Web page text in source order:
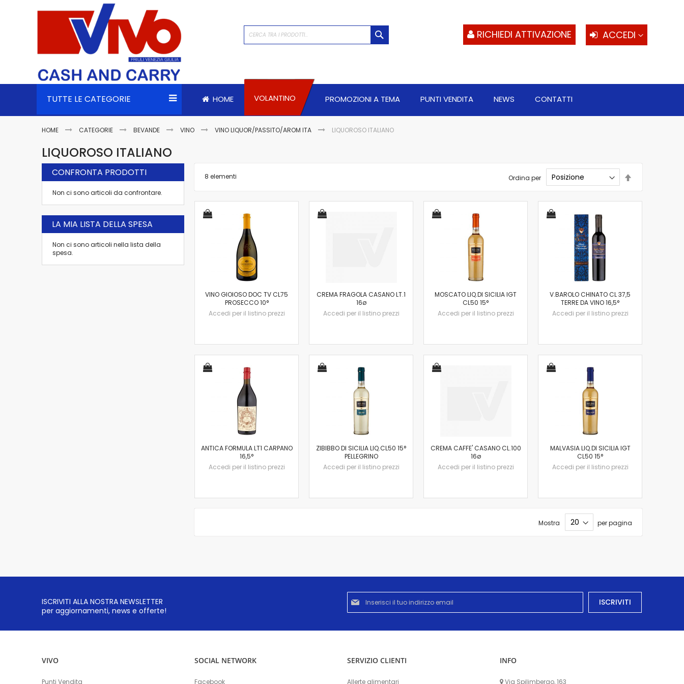
ACCEDI
RICHIEDI ATTIVAZIONE
TUTTE LE CATEGORIE HOME VOLANTINO PROMOZIONI A TEMA PUNTI VENDITA NEWS CONTATTI
HOME CATEGORIE BEVANDE VINO VINO LIQUOR/PASSITO/AROM ITA LIQUOROSO ITALIANO
LIQUOROSO ITALIANO
8 elementi Ordina per
direzione
decrescente
VINO GIOIOSO DOC TV CL75
PROSECCO 10°
Accedi per il listino prezzi
CREMA FRAGOLA CASANO LT.1
16ø
Accedi per il listino prezzi
MOSCATO LIQ.DI SICILIA IGT
CL50 15°
Accedi per il listino prezzi
V.BAROLO CHINATO CL 37,5
TERRE DA VINO 16,5°
Accedi per il listino prezzi
ANTICA FORMULA LT1 CARPANO
16,5°
Accedi per il listino prezzi
ZIBIBBO DI SICILIA LIQ.CL50 15°
PELLEGRINO
Accedi per il listino prezzi
CREMA CAFFE' CASANO CL.100
16ø
Accedi per il listino prezzi
MALVASIA LIQ.DI SICILIA IGT
CL50 15°
Accedi per il listino prezzi
Mostra per pagina
CONFRONTA PRODOTTI
Non ci sono articoli da confrontare.
LA MIA LISTA DELLA SPESA
Non ci sono articoli nella lista della
spesa.
ISCRIVITI ALLA NOSTRA NEWSLETTER
per aggiornamenti, news e offerte!
Iscriviti
alla
nostra
ISCRIVITI
VIVO
Punti Vendita
SOCIAL NETWORK
Facebook
SERVIZIO CLIENTI
Allerte alimentari
INFO
Via Spilimbergo, 163